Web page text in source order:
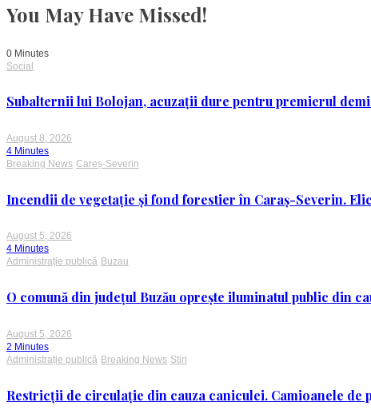
You May Have Missed!
0 Minutes
Social
Subalternii lui Bolojan, acuzații dure pentru premierul
August 8, 2026
4 Minutes
Breaking News Careș-Severin
Incendii de vegetație și fond forestier în Caraș-Severin.
August 5, 2026
4 Minutes
Administrație publică Buzau
O comună din județul Buzău oprește iluminatul public
August 5, 2026
2 Minutes
Administrație publică Breaking News Stiri
Restricții de circulație din cauza caniculei. Camioanele de